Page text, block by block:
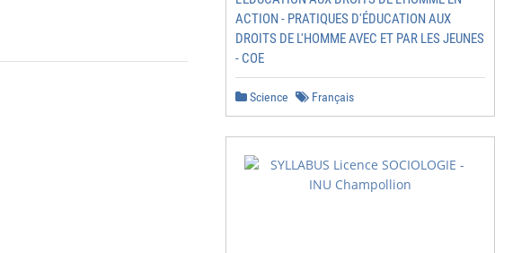
ACTION - PRATIQUES D'ÉDUCATION AUX
DROITS DE L'HOMME AVEC ET PAR LES JEUNES
- COE
Science Français